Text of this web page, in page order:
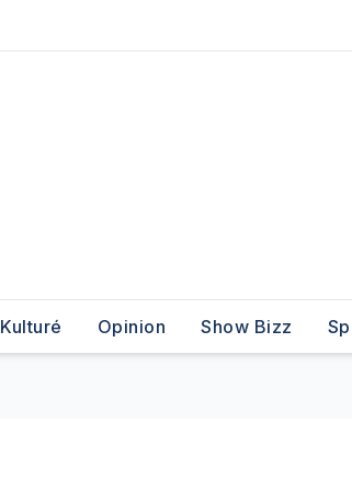
Kulturé Opinion Show Bizz